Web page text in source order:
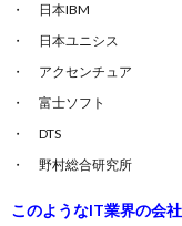
日本IBM
日本ユニシス
アクセンチュア
富士ソフト
DTS
野村総合研究所
このようなIT業界の会